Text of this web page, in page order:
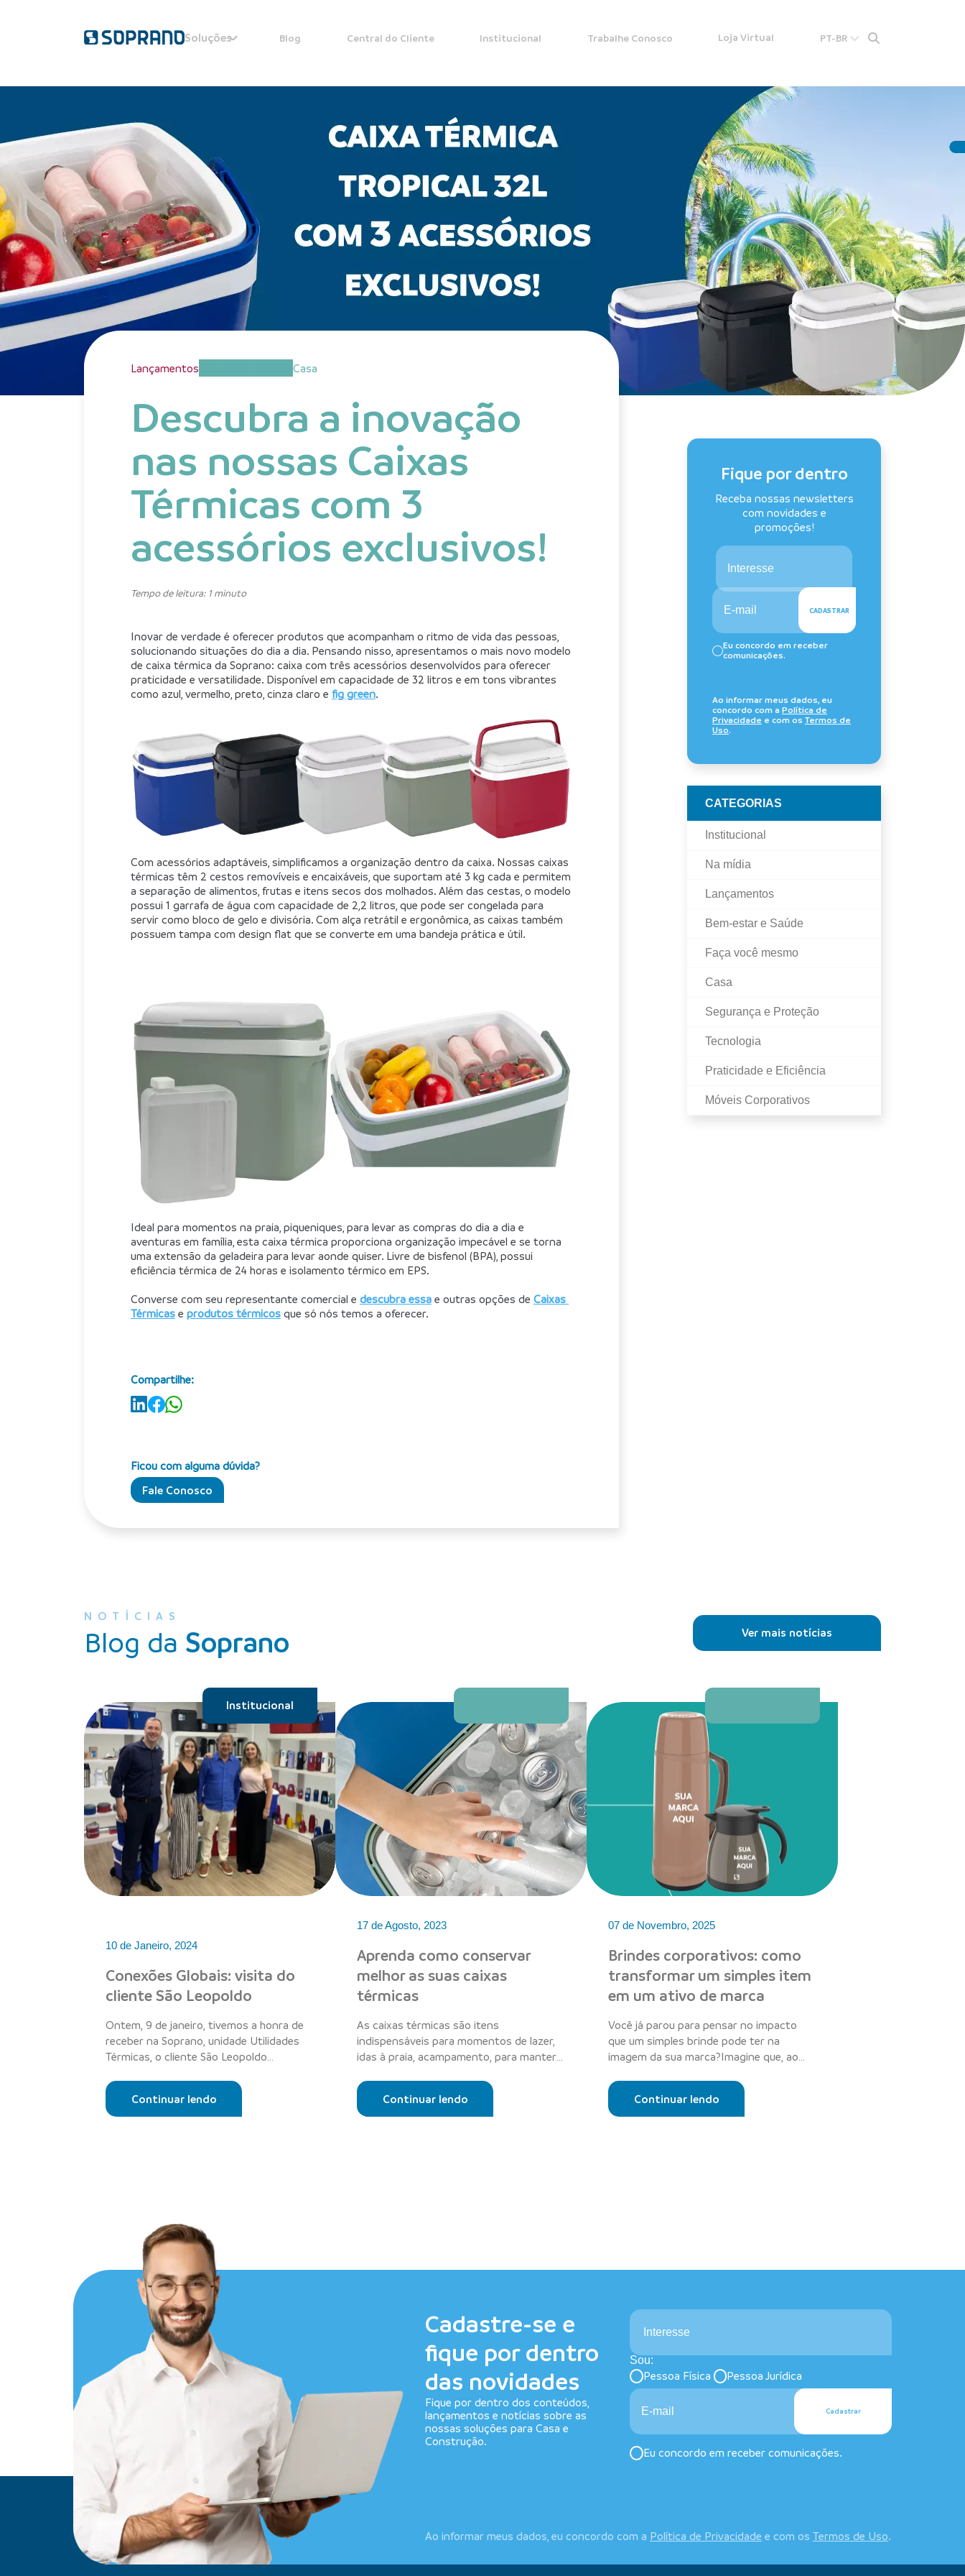
Soluções Blog Central do Cliente Institucional Trabalhe Conosco Loja Virtual PT-BR
Lançamentos Casa
Descubra a inovação
nas nossas Caixas
Térmicas com 3
acessórios exclusivos!
Tempo de leitura: 1 minuto
Inovar de verdade é oferecer produtos que acompanham o ritmo de vida das pessoas,
solucionando situações do dia a dia. Pensando nisso, apresentamos o mais novo modelo
de caixa térmica da Soprano: caixa com três acessórios desenvolvidos para oferecer
praticidade e versatilidade. Disponível em capacidade de 32 litros e em tons vibrantes
como azul, vermelho, preto, cinza claro e fig green.
Com acessórios adaptáveis, simplificamos a organização dentro da caixa. Nossas caixas
térmicas têm 2 cestos removíveis e encaixáveis, que suportam até 3 kg cada e permitem
a separação de alimentos, frutas e itens secos dos molhados. Além das cestas, o modelo
possui 1 garrafa de água com capacidade de 2,2 litros, que pode ser congelada para
servir como bloco de gelo e divisória. Com alça retrátil e ergonômica, as caixas também
possuem tampa com design flat que se converte em uma bandeja prática e útil.
Ideal para momentos na praia, piqueniques, para levar as compras do dia a dia e
aventuras em família, esta caixa térmica proporciona organização impecável e se torna
uma extensão da geladeira para levar aonde quiser. Livre de bisfenol (BPA), possui
eficiência térmica de 24 horas e isolamento térmico em EPS.
Converse com seu representante comercial e descubra essa e outras opções de Caixas
Térmicas e produtos térmicos que só nós temos a oferecer.
Compartilhe:
Ficou com alguma dúvida?
Fale Conosco
Fique por dentro
Receba nossas newsletters
com novidades e
promoções!
Interesse
CADASTRAR
Eu concordo em receber
comunicações.
Ao informar meus dados, eu
concordo com a Política de
Privacidade e com os Termos de
Uso.
CATEGORIAS
Institucional
Na mídia
Lançamentos
Bem-estar e Saúde
Faça você mesmo
Casa
Segurança e Proteção
Tecnologia
Praticidade e Eficiência
Móveis Corporativos
NOTÍCIAS
Blog da Soprano Ver mais notícias
Institucional
10 de Janeiro, 2024
Conexões Globais: visita do
cliente São Leopoldo
Ontem, 9 de janeiro, tivemos a honra de
receber na Soprano, unidade Utilidades
Térmicas, o cliente São Leopoldo
Continuar lendo
17 de Agosto, 2023
Aprenda como conservar
melhor as suas caixas
térmicas
As caixas térmicas são itens
indispensáveis para momentos de lazer,
idas à praia, acampamento, para manter
Continuar lendo
07 de Novembro, 2025
Brindes corporativos: como
transformar um simples item
em um ativo de marca
Você já parou para pensar no impacto
que um simples brinde pode ter na
imagem da sua marca?Imagine que, ao
Continuar lendo
Cadastre-se e
fique por dentro
das novidades
Fique por dentro dos conteúdos,
lançamentos e notícias sobre as
nossas soluções para Casa e
Construção.
Interesse
Sou:
Pessoa Física Pessoa Jurídica
Cadastrar
Eu concordo em receber comunicações.
Ao informar meus dados, eu concordo com a Política de Privacidade e com os Termos de Uso.